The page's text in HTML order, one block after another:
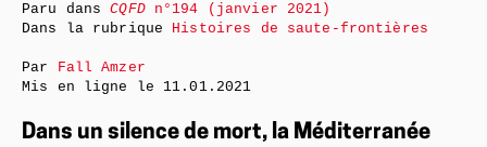
Dans un silence de mort, la Méditerranée
Paru dansCQFDn°194 (janvier 2021)
Dans la rubrique Histoires de saute-frontières
Par Fall Amzer
Mis en ligne le 11.01.2021